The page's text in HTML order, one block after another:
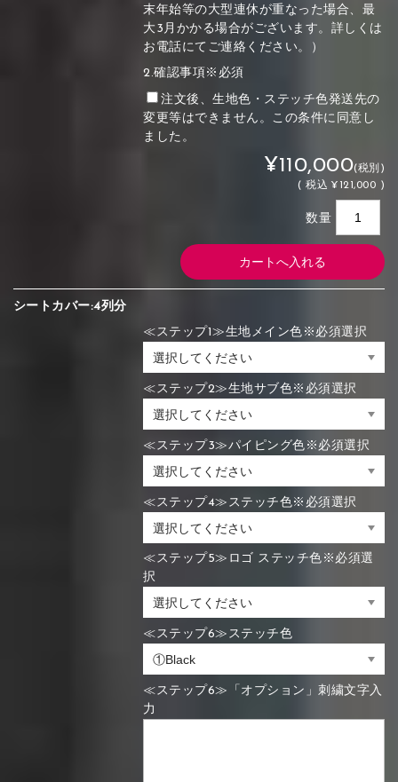
末年始等の大型連休が重なった場合、最
大3月かかる場合がございます。詳しくは
お電話にてご連絡ください。）
2.確認事項※必須
注文後、生地色・ステッチ色発送先の
変更等はできません。この条件に同意し
ました。
¥110,000(税別)
(税込 ¥121,000 )
数量
シートカバー:4列分
≪ステップ1≫生地メイン色※必須選択
≪ステップ2≫生地サブ色※必須選択
≪ステップ3≫パイピング色※必須選択
≪ステップ4≫ステッチ色※必須選択
≪ステップ5≫ロゴ ステッチ色※必須選
択
≪ステップ6≫ステッチ色
≪ステップ6≫「オプション」刺繍文字入
力